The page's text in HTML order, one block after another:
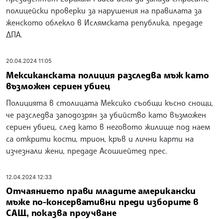
полицейски проверки за нарушения на правилата за
женското облекло в Ислямската република, предаде
ДПА.
20.04.2024 11:05
Мексиканската полиция разследва мъж като
възможен сериен убиец
Полицията в столицата Мексико съобщи късно снощи,
че разследва заподозрян за убийство като възможен
сериен убиец, след като в неговото жилище под наем
са открити кости, трион, кръв и лични карти на
изчезнали жени, предаде Асошиейтед прес.
12.04.2024 12:33
Отчаянието прави младите американски
мъже по-консервативни преди изборите в
САЩ, показва проучване